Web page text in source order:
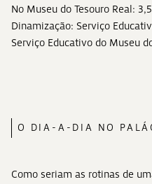
No Museu do Tesouro Real:
Dinamização: Serviço
Serviço Educativo do Museu
O DIA-A-DIA NO
Como seriam as rotinas de